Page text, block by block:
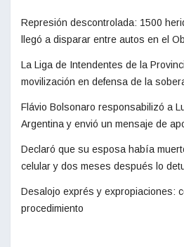
Represión descontrolada: 1500
llegó a disparar entre autos en el
La Liga de Intendentes de la
movilización en defensa de la
Flávio Bolsonaro responsabilizó a
Argentina y envió un mensaje de
Declaró que su esposa había
celular y dos meses después lo
Desalojo exprés y expropiaciones:
procedimiento